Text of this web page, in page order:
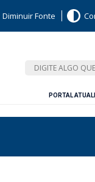
Diminuir Fonte
PORTAL